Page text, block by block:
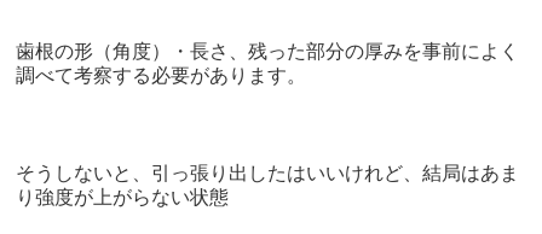
歯根の形（角度）・長さ、残った部分の厚みを事前によく
調べて考察する必要があります。
そうしないと、引っ張り出したはいいけれど、結局はあま
り強度が上がらない状態